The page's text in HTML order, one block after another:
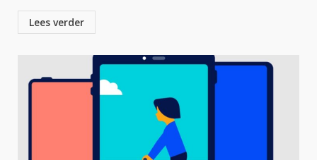
Lees verder